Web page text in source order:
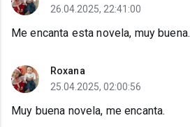
26.04.2025, 22:41:00
Me encanta esta novela, muy buena.
Roxana
25.04.2025, 02:00:56
Muy buena novela, me encanta.